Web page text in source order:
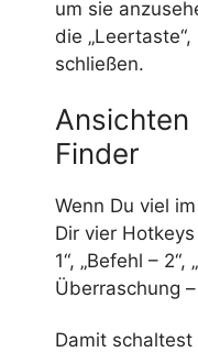
um sie
die
schließen.
Ansichten
Finder
Wenn Du viel
Dir vier
1“, „Befehl –
Überraschung –
Damit schaltest